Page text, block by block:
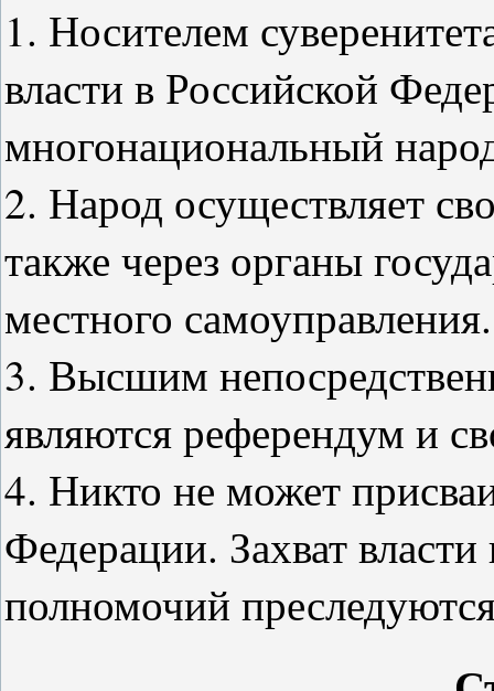
1. Носителем
власти в Российской
многонациональный
2. Народ осуществляет
также через органы
местного самоуправления.
3. Высшим
являются референдум и
4. Никто не может
Федерации. Захват
полномочий